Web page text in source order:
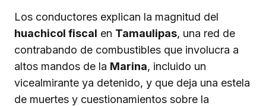
Los conductores explican la magnitud del
huachicol fiscal en Tamaulipas, una red de
contrabando de combustibles que involucra a
altos mandos de la Marina, incluido un
vicealmirante ya detenido, y que deja una estela
de muertes y cuestionamientos sobre la